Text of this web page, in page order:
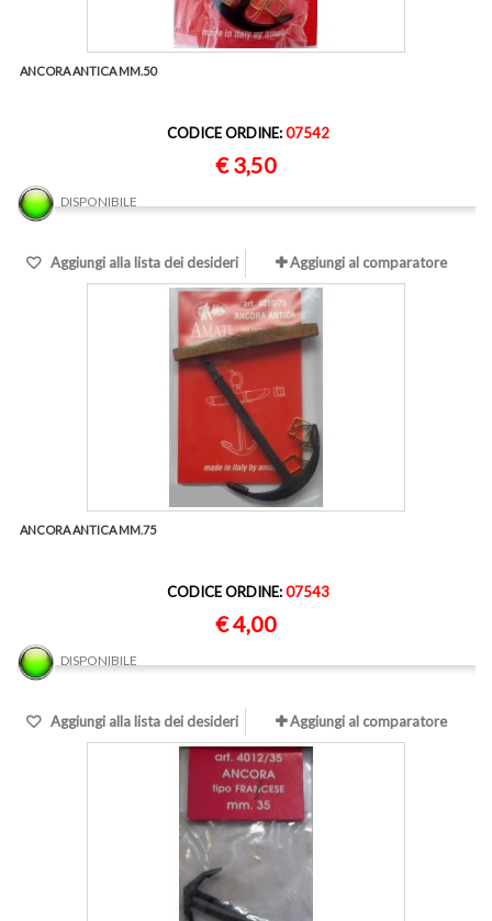
ANCORA ANTICA MM.50
CODICE ORDINE:07542
€ 3,50
DISPONIBILE
Aggiungi alla lista dei desideri Aggiungi al comparatore
ANCORA ANTICA MM.75
CODICE ORDINE:07543
€ 4,00
DISPONIBILE
Aggiungi alla lista dei desideri Aggiungi al comparatore